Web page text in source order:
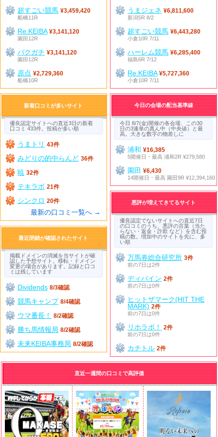
超すごい競馬 ¥3,459,420
船橋11R
Re:KEIBA ¥3,141,120
園田12R
バクガチ ¥3,141,120
園田12R
原点 ¥2,729,360
船橋10R
うまジェネ ¥6,811,600
新潟5R 8/2
超すごい競馬 ¥6,443,280
小倉10R 7/11
ハーレム競馬 ¥6,285,400
福島6R 7/12
Re:KEIBA ¥5,727,360
小倉10R 7/11
新着口コミが多いサイト
優良認定サイトへの直近3日の新着
口コミ 433件。投稿が多い順
うまトリ 43件
みどりの的中らんど 36件
暁 32件
テキラボ 21件
シンクロ 20件
最新の口コミ一覧へ →
今日の会場の配当基準線
今日 8/7(金)開催の各会場、この30
日の3連単の真ん中（中央値）と最
高。大きな数字の物差しに
浦和¥16,385
5開催日・最高 浦和2R ¥279,580
園田¥6,430
14開催日・最高 園田9R ¥12,394,160
悪評が増えてきてるサイト
優良認定でないサイトへの直近7日
の口コミのうち、悪評の言葉（当た
らない・返金・詐欺 など）を含む投
稿の数。増加中のサイトを先に、多
い順
万馬券総合研究所 3件
前の7日は2件
ディバイン 2件
前の7日は0件
ヒットザマーク(HIT THE
MARK) 2件
前の7日は0件
リホラボ！
2件
前の7日は0件
カチトル 2件
最近閉鎖が確認されたサイト
掲載ドメインの消滅を当サイトが確
認した予想サイト。移転・ドメイン
変更の場合があります。記録と口コ
ミは残しています
Dividends 8/3確認
競馬キャンプ 8/4確認
ウマ番長！ 8/2確認
勝ち馬情報局 8/2確認
未来KEIBA事務局 8/2確認
直近一週間の口コミで高評価